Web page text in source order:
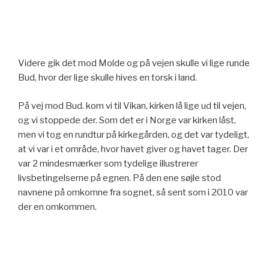
Videre gik det mod Molde og på vejen skulle vi lige runde
Bud, hvor der lige skulle hives en torsk i land.
På vej mod Bud. kom vi til Vikan, kirken lå lige ud til vejen,
og vi stoppede der. Som det er i Norge var kirken låst,
men vi tog en rundtur på kirkegården, og det var tydeligt,
at vi var i et område, hvor havet giver og havet tager. Der
var 2 mindesmærker som tydelige illustrerer
livsbetingelserne på egnen. På den ene søjle stod
navnene på omkomne fra sognet, så sent som i 2010 var
der en omkommen.